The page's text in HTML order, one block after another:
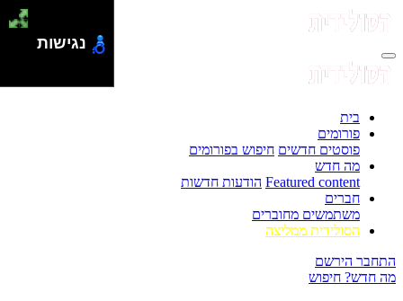
בית
פורומים
פוסטים חדשים חיפוש בפורומים
מה חדש
Featured content הודעות חדשות
חברים
משתמשים מחוברים
הסולידית ממליצה
התחבר הירשם
מה חדש? חיפוש
נגישות